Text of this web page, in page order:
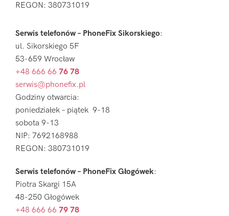
REGON: 380731019
Serwis telefonów – PhoneFix Sikorskiego:
ul. Sikorskiego 5F
53-659 Wrocław
+48 666 66 76 78
serwis@phonefix.pl
Godziny otwarcia:
poniedziałek – piątek 9-18
sobota 9-13
NIP: 7692168988
REGON: 380731019
Serwis telefonów – PhoneFix Głogówek:
Piotra Skargi 15A
48-250 Głogówek
+48 666 66 79 78